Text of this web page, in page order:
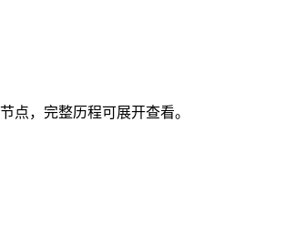
点，完整历程可展开查看。